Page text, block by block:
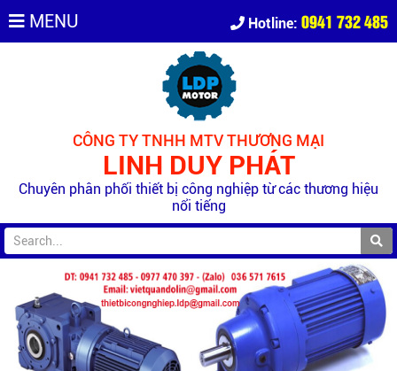
MENU Hotline: 0941 732 485
CÔNG TY TNHH MTV THƯƠNG MẠI
LINH DUY PHÁT
Chuyên phân phối thiết bị công nghiệp từ các thương hiệu
nổi tiếng